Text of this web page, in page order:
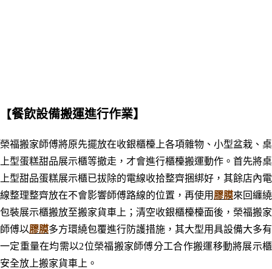
【餐飲設備搬運進行作業】
榮福搬家師傅將原先擺放在收銀櫃檯上各項雜物、小型盆栽、桌
上型蛋糕甜品展示櫃等撤走，才會進行櫃檯搬運動作。首先將桌
上型甜品蛋糕展示櫃已拔除的電線收拾整齊捆綁好，其餘店內電
線整理整齊放在不會影響師傅路線的位置，再使用 膠膜來回纏繞
包裝展示櫃搬放至搬家貨車上；清空收銀櫃檯檯面後，榮福搬家
師傅以膠膜多方環繞包覆進行防護措施，其大型用具設備大多有
一定重量在均需以2位榮福搬家師傅分工合作搬運移動將展示櫃
安全放上搬家貨車上。